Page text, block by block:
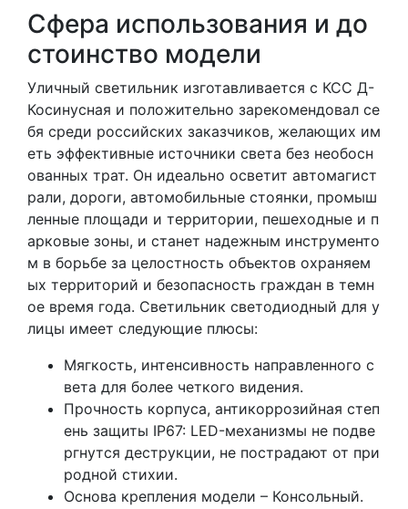
Сфера использования и до
стоинство модели
Уличный светильник изготавливается с КСС Д-
Косинусная и положительно зарекомендовал се
бя среди российских заказчиков, желающих им
еть эффективные источники света без необосн
ованных трат. Он идеально осветит автомагист
рали, дороги, автомобильные стоянки, промыш
ленные площади и территории, пешеходные и п
арковые зоны, и станет надежным инструменто
м в борьбе за целостность объектов охраняем
ых территорий и безопасность граждан в темн
ое время года. Светильник светодиодный для у
лицы имеет следующие плюсы:
Мягкость, интенсивность направленного с
вета для более четкого видения.
Прочность корпуса, антикоррозийная степ
ень защиты IP67: LЕD-механизмы не подве
ргнутся деструкции, не пострадают от при
родной стихии.
Основа крепления модели – Консольный.